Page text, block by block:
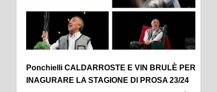
Ponchielli CALDARROSTE E VIN BRULÈ PER
INAGURARE LA STAGIONE DI PROSA 23/24